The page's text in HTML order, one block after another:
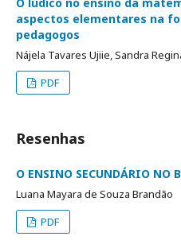
aspectos elementares na
pedagogos
Nájela Tavares Ujiie, Sandra
PDF
Resenhas
O ENSINO SECUNDÁRIO NO
Luana Mayara de Souza Brandão
PDF